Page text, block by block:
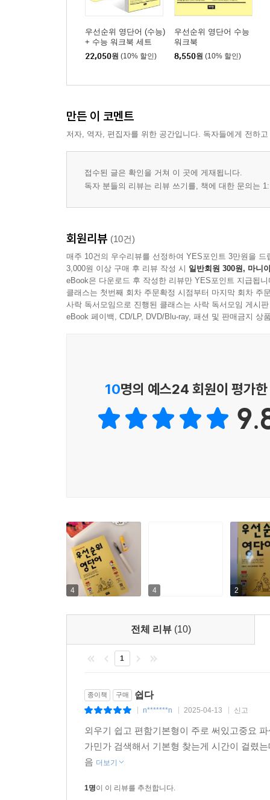
우선순위 영단어 (수능)
+ 수능 워크북 세트
22,050원 (10% 할인)
우선순위 영단어 수능
워크북
8,550원 (10% 할인)
만든 이 코멘트
저자, 역자, 편집자를 위한 공간입니다. 독자들에게 전하
접수된 글은 확인을 거쳐 이 곳에 게재됩니다.
독자 분들의 리뷰는 리뷰 쓰기를, 책에 대한 문의는
회원리뷰 (10건)
매주 10건의 우수리뷰를 선정하여 YES포인트 3만원을 드
3,000원 이상 구매 후 리뷰 작성 시 일반회원 300원, 마니
eBook은 다운로드 후 작성한 리뷰만 YES포인트 지급됩니
클래스는 첫번째 회차 주문확정 시점부터 마지막 회차 주
사락 독서모임으로 진행된 클래스는 사락 독서모임 게시
eBook 페이백, CD/LP, DVD/Blu-ray, 패션 및 판매금지 상
10명의 예스24 회원이 평가
4 4 2
전체 리뷰 (10)
1
종이책 구매 쉽다
n*******n 2025-04-13 신고
외우기 쉽고 편함기본형이 주로 써있고중요
가민가 검색해서 기본형 찾는게 시간이 걸렸
음 더보기
1명이 이 리뷰를 추천합니다.